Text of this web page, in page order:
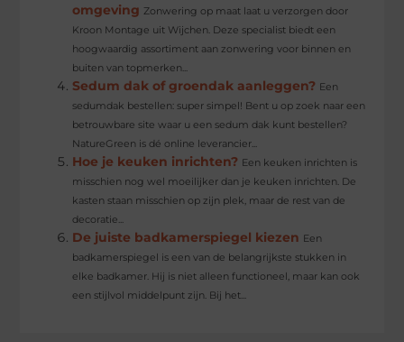
omgeving Zonwering op maat laat u verzorgen door
Kroon Montage uit Wijchen. Deze specialist biedt een
hoogwaardig assortiment aan zonwering voor binnen en
buiten van topmerken...
Sedum dak of groendak aanleggen? Een
sedumdak bestellen: super simpel! Bent u op zoek naar een
betrouwbare site waar u een sedum dak kunt bestellen?
NatureGreen is dé online leverancier...
Hoe je keuken inrichten? Een keuken inrichten is
misschien nog wel moeilijker dan je keuken inrichten. De
kasten staan misschien op zijn plek, maar de rest van de
decoratie...
De juiste badkamerspiegel kiezen Een
badkamerspiegel is een van de belangrijkste stukken in
elke badkamer. Hij is niet alleen functioneel, maar kan ook
een stijlvol middelpunt zijn. Bij het...